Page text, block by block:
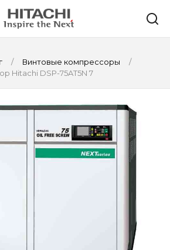
Винтовые компрессоры
Hitachi DSP-75AT5N 7